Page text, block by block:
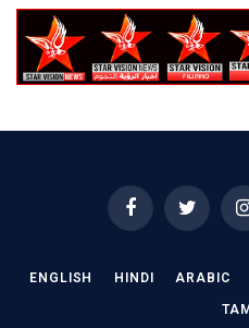
FacebookTwitter
ENGLISH HINDI ARABIC